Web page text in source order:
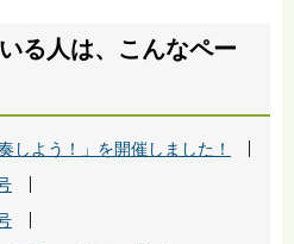
る人は、こんなペー
しよう！」を開催しました！